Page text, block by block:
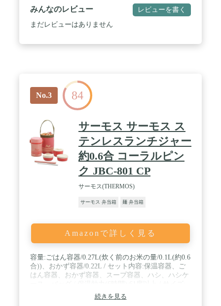
ポーチを含まない)、ハシ/約19.5cm、本体重量:約
0.6kg (※専用ポーチを含む) / 原産国:中国
みんなのレビュー レビューを書く
まだレビューはありません
No.3 84
サーモス サーモス ス
テンレスランチジャー
約0.6合 コーラルピン
ク JBC-801 CP
サーモス(THERMOS)
サーモス 弁当箱 麺 弁当箱
Amazonで詳しく見る
容量:ごはん容器/0.27L(炊く前のお米の量/0.1L(約0.6
合))、おかず容器/0.22L / セット内容:保温容器、ご
はん容器、おかず容器、スープ容器、ハシ、ハシケ
約13×11.5×17.5cm(※専用バッグを含まない)、ハシ/
約18cm、本体重量:約0.6kg (※専用バッグを含む) /
続きを見る